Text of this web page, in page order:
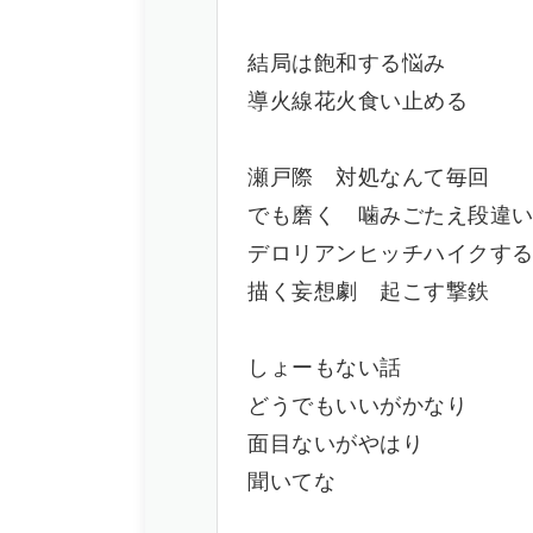
結局は飽和する悩み
導火線花火食い止める
瀬戸際 対処なんて毎回
でも磨く 噛みごたえ段違い
デロリアンヒッチハイクす
描く妄想劇 起こす撃鉄
しょーもない話
どうでもいいがかなり
面目ないがやはり
聞いてな